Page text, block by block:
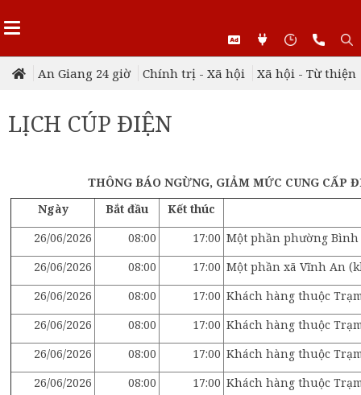
An Giang 24 giờ Chính trị - Xã hội Xã hội - Từ thiện
LỊCH CÚP ĐIỆN
THÔNG BÁO NGỪNG, GIẢM MỨC CUNG CẤP
Ngày
Bắt đầu
Kết thúc
26/06/2026
08:00 17:00 Một phần phường Bình
26/06/2026
08:00 17:00 Một phần xã Vĩnh An
26/06/2026
08:00 17:00 Khách hàng thuộc
26/06/2026
08:00 17:00 Khách hàng thuộc
26/06/2026
08:00 17:00 Khách hàng thuộc
26/06/2026
08:00 17:00 Khách hàng thuộc